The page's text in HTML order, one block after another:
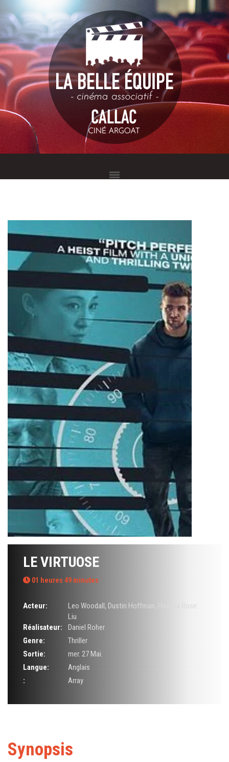
LE VIRTUOSE
01 heures 49 minutes
Acteur: Leo Woodall, Dustin Hoffman
Havana Rose
Liu
Réalisateur:
Daniel Roher
Genre:
Thriller
Sortie:
mer. 27 Mai.
Langue:
Anglais
:
Array
Synopsis